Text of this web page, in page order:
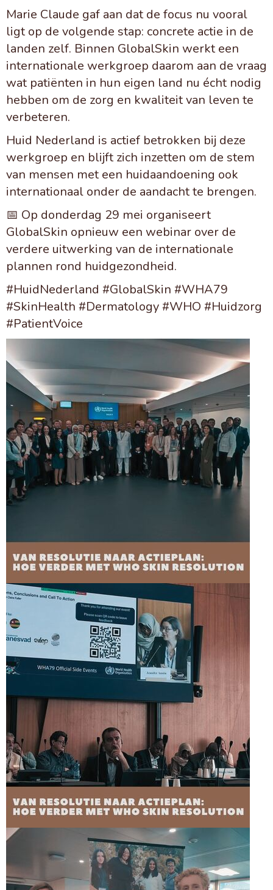
Marie Claude gaf aan dat de focus nu vooral
ligt op de volgende stap: concrete actie in de
landen zelf. Binnen GlobalSkin werkt een
internationale werkgroep daarom aan de vraag
wat patiënten in hun eigen land nu écht nodig
hebben om de zorg en kwaliteit van leven te
verbeteren.
Huid Nederland is actief betrokken bij deze
werkgroep en blijft zich inzetten om de stem
van mensen met een huidaandoening ook
internationaal onder de aandacht te brengen.
📅 Op donderdag 29 mei organiseert
GlobalSkin opnieuw een webinar over de
verdere uitwerking van de internationale
plannen rond huidgezondheid.
#HuidNederland #GlobalSkin #WHA79
#SkinHealth #Dermatology #WHO #Huidzorg
#PatientVoice